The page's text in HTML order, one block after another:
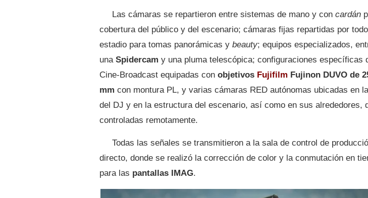
Las cámaras se repartieron entre sistemas de mano y con cardán
cobertura del público y del escenario; cámaras fijas repartidas por
estadio para tomas panorámicas y beauty; equipos especializados,
una Spidercam y una pluma telescópica; configuraciones específicas
Cine-Broadcast equipadas con objetivos Fujifilm Fujinon DUVO de
mm con montura PL, y varias cámaras RED autónomas ubicadas en
del DJ y en la estructura del escenario, así como en sus alrededores,
controladas remotamente.
Todas las señales se transmitieron a la sala de control de
directo, donde se realizó la corrección de color y la conmutación en
para las pantallas IMAG.